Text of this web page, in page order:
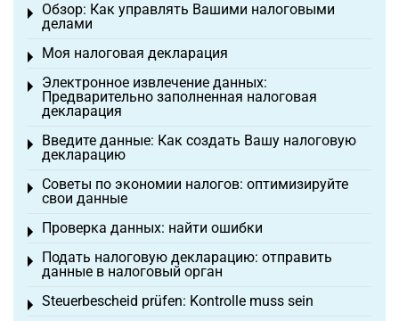
Обзор: Как управлять Вашими налоговыми
делами
Toggle menu
Моя налоговая декларация
Toggle menu
Электронное извлечение данных:
Предварительно заполненная налоговая
декларация
Toggle menu
Введите данные: Как создать Вашу налоговую
декларацию
Toggle menu
Советы по экономии налогов: оптимизируйте
свои данные
Toggle menu
Проверка данных: найти ошибки
Toggle menu
Подать налоговую декларацию: отправить
данные в налоговый орган
Toggle menu
Steuerbescheid prüfen: Kontrolle muss sein
Toggle menu